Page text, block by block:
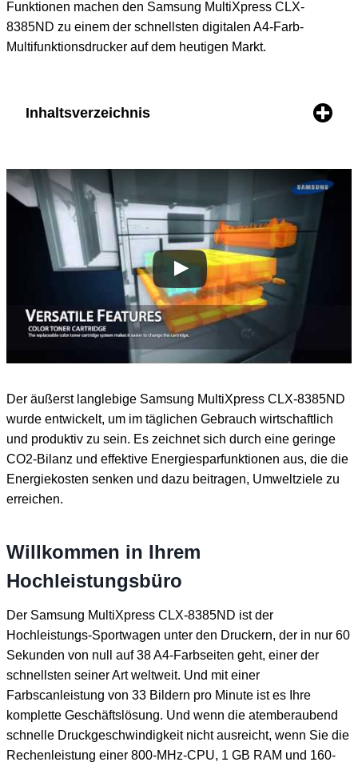
Funktionen machen den Samsung MultiXpress CLX-
8385ND zu einem der schnellsten digitalen A4-Farb-
Multifunktionsdrucker auf dem heutigen Markt.
Inhaltsverzeichnis
Der äußerst langlebige Samsung MultiXpress CLX-8385ND
wurde entwickelt, um im täglichen Gebrauch wirtschaftlich
und produktiv zu sein. Es zeichnet sich durch eine geringe
CO2-Bilanz und effektive Energiesparfunktionen aus, die die
Energiekosten senken und dazu beitragen, Umweltziele zu
erreichen.
Willkommen in Ihrem
Hochleistungsbüro
Der Samsung MultiXpress CLX-8385ND ist der
Hochleistungs-Sportwagen unter den Druckern, der in nur 60
Sekunden von null auf 38 A4-Farbseiten geht, einer der
schnellsten seiner Art weltweit. Und mit einer
Farbscanleistung von 33 Bildern pro Minute ist es Ihre
komplette Geschäftslösung. Und wenn die atemberaubend
schnelle Druckgeschwindigkeit nicht ausreicht, wenn Sie die
Rechenleistung einer 800-MHz-CPU, 1 GB RAM und 160-